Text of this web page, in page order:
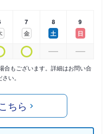
7
金
8
土
9
日
合もございます。詳細はお問い合
い。
ちら